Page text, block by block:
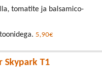
tomatite ja balsamico-
5,90€
Skypark T1